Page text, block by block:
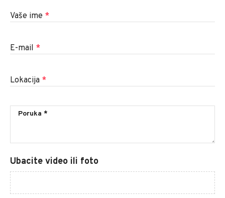
Vaše ime *
E-mail *
Lokacija *
Ubacite video ili foto